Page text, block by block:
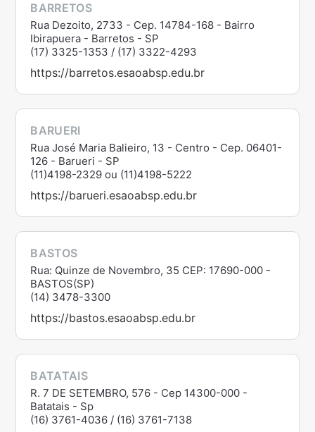
BARRETOS
Rua Dezoito, 2733 - Cep. 14784-168 - Bairro
Ibirapuera - Barretos - SP
(17) 3325-1353 / (17) 3322-4293
https://barretos.esaoabsp.edu.br
BARUERI
Rua José Maria Balieiro, 13 - Centro - Cep. 06401-
126 - Barueri - SP
(11)4198-2329 ou (11)4198-5222
https://barueri.esaoabsp.edu.br
BASTOS
Rua: Quinze de Novembro, 35 CEP: 17690-000 -
BASTOS(SP)
(14) 3478-3300
https://bastos.esaoabsp.edu.br
BATATAIS
R. 7 DE SETEMBRO, 576 - Cep 14300-000 -
Batatais - Sp
(16) 3761-4036 / (16) 3761-7138